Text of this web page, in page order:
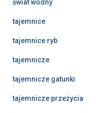
świat wodny
tajemnice
tajemnice ryb
tajemnicze
tajemnicze gatunki
tajemnicze przeżycia